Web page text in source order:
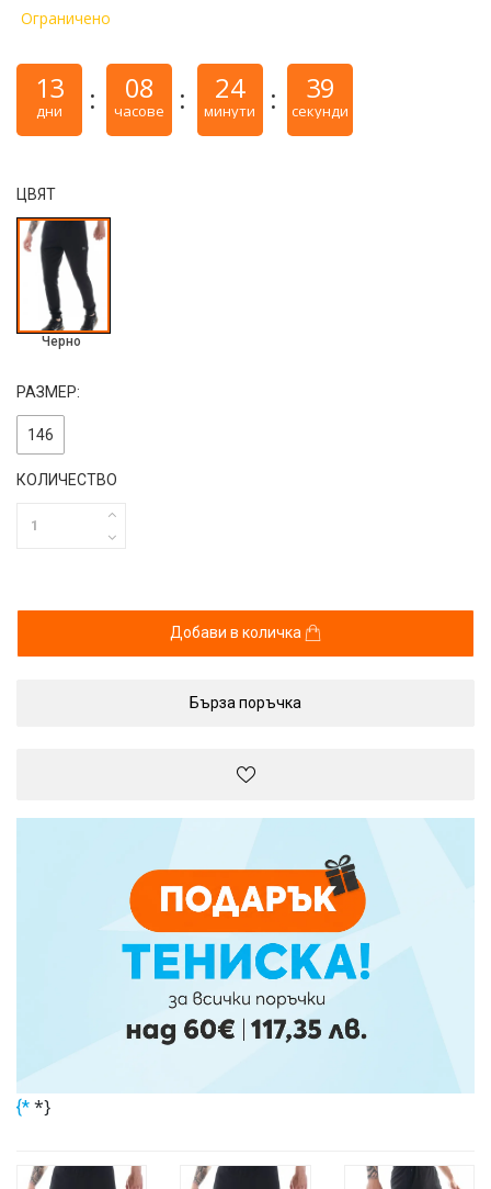
Ограничено
13
дни
08
часове
24
минути
38
секунди
ЦВЯТ
Черно
РАЗМЕР:
146
КОЛИЧЕСТВО
Добави в количка
Бърза поръчка
{* *}